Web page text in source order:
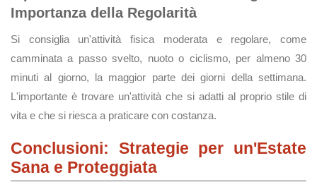
Importanza della Regolarità
Si consiglia un'attività fisica moderata e regolare, come
camminata a passo svelto, nuoto o ciclismo, per almeno 30
minuti al giorno, la maggior parte dei giorni della settimana.
L'importante è trovare un'attività che si adatti al proprio stile di
vita e che si riesca a praticare con costanza.
Conclusioni: Strategie per un'Estate
Sana e Proteggiata